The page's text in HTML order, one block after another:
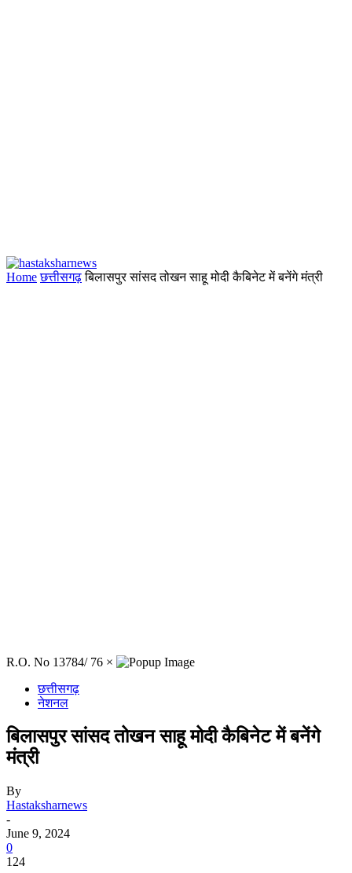
Home छत्तीसगढ़ बिलासपुर सांसद तोखन साहू मोदी कैबिनेट में बनेंगे मंत्री
R.O. No 13784/ 76 ×
छत्तीसगढ़
नेशनल
बिलासपुर सांसद तोखन साहू मोदी कैबिनेट में बनेंगे
मंत्री
By
Hastaksharnews
-
June 9, 2024
0
124